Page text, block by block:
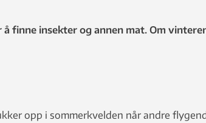
insekter og annen mat. Om
opp i sommerkvelden når andre